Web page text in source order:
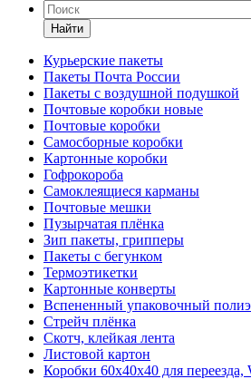
Найти
Курьерские пакеты
Пакеты Почта России
Пакеты с воздушной подушкой
Почтовые коробки новые
Почтовые коробки
Самосборные коробки
Картонные коробки
Гофрокороба
Самоклеящиеся карманы
Почтовые мешки
Пузырчатая плёнка
Зип пакеты, грипперы
Пакеты с бегунком
Термоэтикетки
Картонные конверты
Вспененный упаковочный
Стрейч плёнка
Скотч, клейкая лента
Листовой картон
Коробки 60х40х40 для переезда,